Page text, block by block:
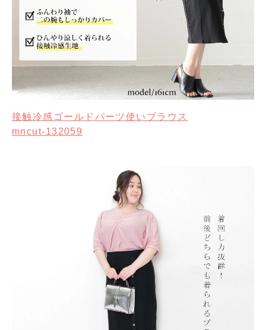
接触冷感ゴールドパーツ使いブラウス
mncut-132059